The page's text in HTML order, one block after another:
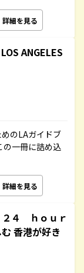
詳細を見る
ANGELES
のLAガイドブ
一冊に詰め込
詳細を見る
４ ｈｏｕｒ
香港が好き